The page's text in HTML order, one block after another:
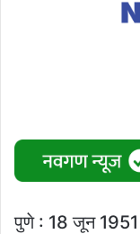
पुणे : 18 जून 1951